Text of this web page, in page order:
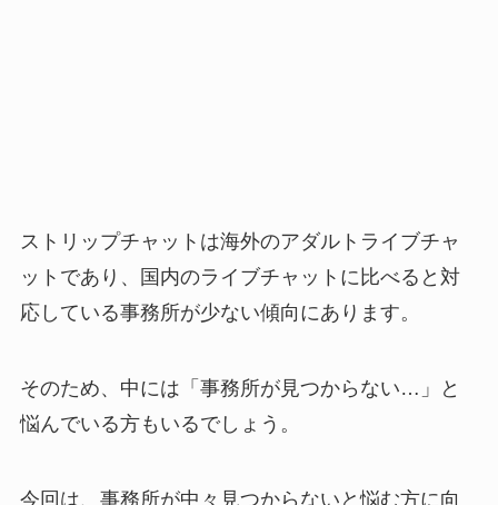
ストリップチャットは海外のアダルトライブチャ
ットであり、国内のライブチャットに比べると対
応している事務所が少ない傾向にあります。
そのため、中には「事務所が見つからない…」と
悩んでいる方もいるでしょう。
今回は、事務所が中々見つからないと悩む方に向